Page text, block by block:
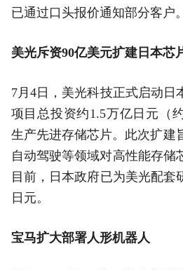
已通过口头报价通知部分客户。
美光斥资90亿美元扩建日本芯
7月4日，美光科技正式启动日
项目总投资约1.5万亿日元（
生产先进存储芯片。此次扩建
自动驾驶等领域对高性能存储
目前，日本政府已为美光配套
日元。
宝马扩大部署人形机器人